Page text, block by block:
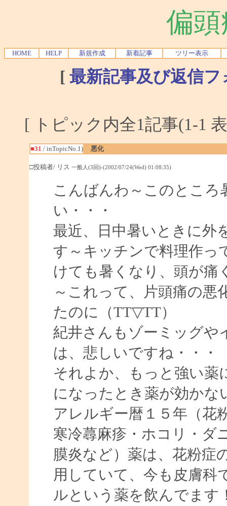
偏
HOME HELP 新規作成 新着記事 ツリー表示
[ 最新記事及び返信
[ トピック内全1記事(1-1
■31 / inTopicNo.1) 悪化
□投稿者/ リス 一般人(3回)-(2002/07/24(Wed) 01:08:35)
こんばんわ～このところ
い・・・
最近、日中暑いときに外
す～キッチンで料理作っ
けても暑くなり、頭が痛
～これって、片頭痛の悪
たのに（TT▽TT）
紀井さんもゾーミッグや
は、悲しいですね・・・
それよか、もっと強い薬
になったとき薬が効かな
アレルギー暦１５年（花
寒冷蕁麻疹・ホコリ・ダ
膜炎など）薬は、花粉症
用していて、今も皮膚科
ルという薬を飲んでます